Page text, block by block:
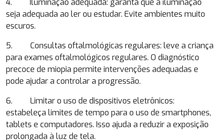
seja adequada ao ler ou estudar. Evite ambientes muito
escuros.
5. Consultas oftalmológicas regulares: leve a criança
para exames oftalmológicos regulares. O diagnóstico
precoce de miopia permite intervenções adequadas e
pode ajudar a controlar a progressão.
6. Limitar o uso de dispositivos eletrônicos:
estabeleça limites de tempo para o uso de smartphones,
tablets e computadores. Isso ajuda a reduzir a exposição
prolongada à luz de tela.